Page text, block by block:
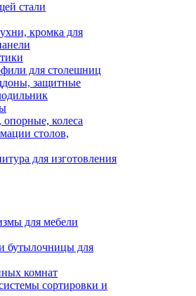
стали
кромка для
для столешниц
защитные
колеса
столов,
для изготовления
для мебели
бутылочницы для
комнат
сортировки и